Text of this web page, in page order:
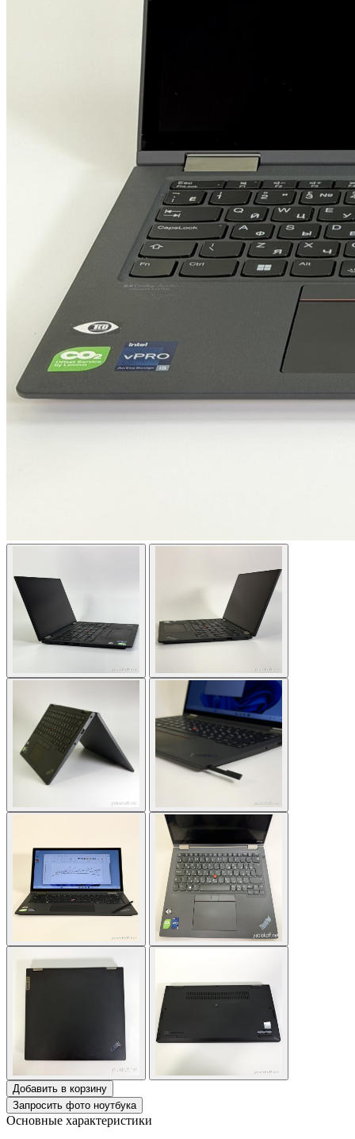
Добавить в корзину
Запросить фото ноутбука
Основные характеристики